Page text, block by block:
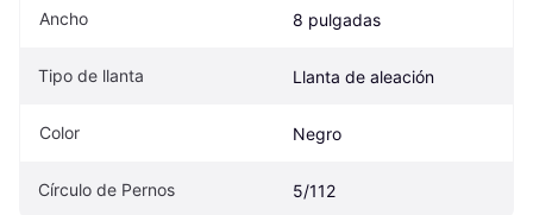
Ancho 8 pulgadas
Tipo de llanta Llanta de aleación
Color Negro
Círculo de Pernos 5/112